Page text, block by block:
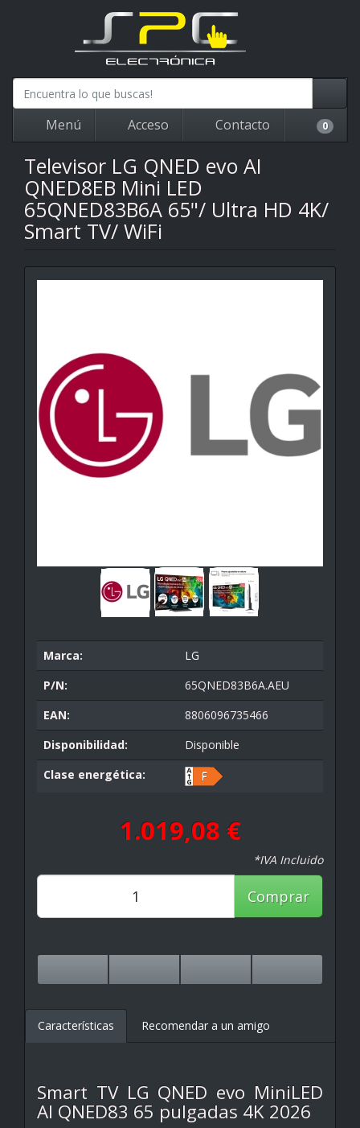
Menú Acceso Contacto 0
Televisor LG QNED evo AI
QNED8EB Mini LED
65QNED83B6A 65"/ Ultra HD 4K/
Smart TV/ WiFi
Marca:
LG
P/N:
65QNED83B6A.AEU
EAN:
8806096735466
Disponibilidad:
Disponible
Clase energética:
1.019,08 €
*IVA Incluido
Comprar
Características Recomendar a un amigo
Smart TV LG QNED evo MiniLED
AI QNED83 65 pulgadas 4K 2026